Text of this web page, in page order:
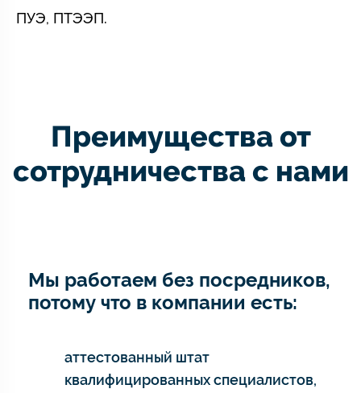
ПУЭ, ПТЭЭП.
Преимущества от
сотрудничества с нами
Мы работаем без посредников,
потому что в компании есть:
аттестованный штат
квалифицированных специалистов,